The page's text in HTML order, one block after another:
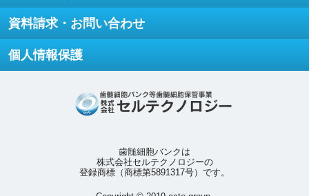
資料請求・お問い合わせ
個人情報保護
歯髄細胞バンクは
株式会社セルテクノロジーの
登録商標（商標第5891317号）です。